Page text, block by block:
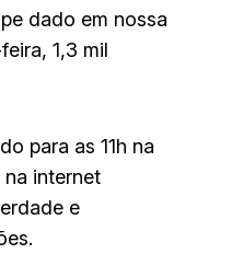
dado em nossa
1,3 mil
para as 11h na
internet
e